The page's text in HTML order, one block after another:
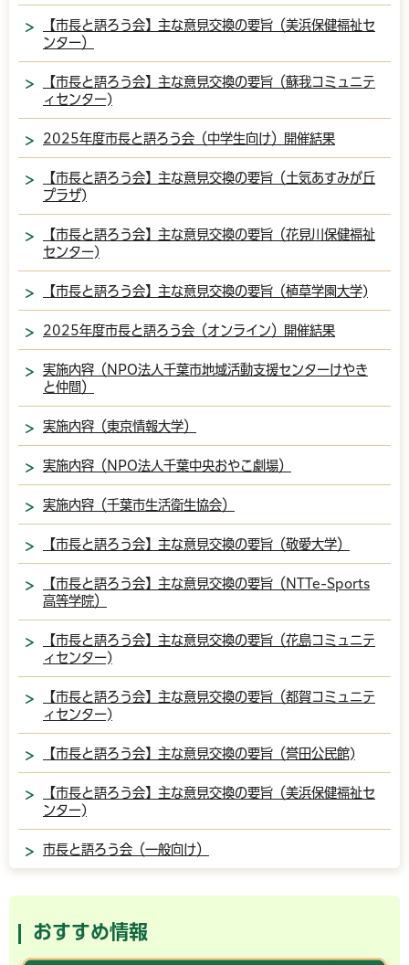
【市長と語ろう会】主な意見交換の要旨（美浜保健福祉セ
ンター）
【市長と語ろう会】主な意見交換の要旨（蘇我コミュニテ
ィセンター)
2025年度市長と語ろう会（中学生向け）開催結果
【市長と語ろう会】主な意見交換の要旨（土気あすみが丘
プラザ)
【市長と語ろう会】主な意見交換の要旨（花見川保健福祉
センター)
【市長と語ろう会】主な意見交換の要旨（植草学園大学)
2025年度市長と語ろう会（オンライン）開催結果
実施内容（NPO法人千葉市地域活動支援センターけやき
と仲間）
実施内容（東京情報大学）
実施内容（NPO法人千葉中央おやこ劇場）
実施内容（千葉市生活衛生協会）
【市長と語ろう会】主な意見交換の要旨（敬愛大学）
【市長と語ろう会】主な意見交換の要旨（NTTe-Sports
高等学院）
【市長と語ろう会】主な意見交換の要旨（花島コミュニテ
ィセンター)
【市長と語ろう会】主な意見交換の要旨（都賀コミュニテ
ィセンター)
【市長と語ろう会】主な意見交換の要旨（誉田公民館)
【市長と語ろう会】主な意見交換の要旨（美浜保健福祉セ
ンター)
市長と語ろう会（一般向け）
おすすめ情報